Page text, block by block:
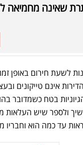
שאינה מחמיאה
לשעת חירום באופן
אינם טייקונים
בטח כשמדובר
ולספר שיש העלאות
עד כמה הוא וחבריו